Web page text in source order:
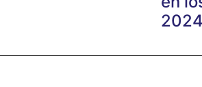
2024